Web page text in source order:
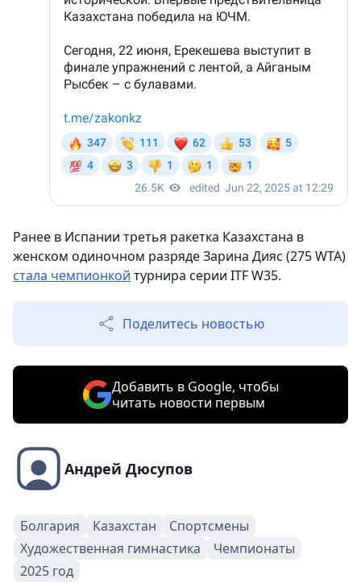
Ранее в Испании третья ракетка Казахстана в
женском одиночном разряде Зарина Дияс (275 WTA)
стала чемпионкой турнира серии ITF W35.
Поделитесь новостью
Добавить в Google, чтобы
читать новости первым
Андрей Дюсупов
Болгария Казахстан
Спортсмены
Художественная гимнастика
Чемпионаты
2025 год